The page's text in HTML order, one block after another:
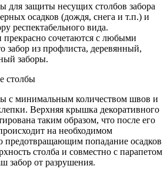
для защиты несущих столбов забора
осадков (дождя, снега и т.п.) и
респектабельного вида.
прекрасно сочетаются с любыми
забор из профлиста, деревянный,
заборы.
с минимальным количеством швов и
Верхняя крышка декоративного
таким образом, что после его
на необходимом
предотвращающим попадание осадков
столба и совместно с парапетом
забор от разрушения.